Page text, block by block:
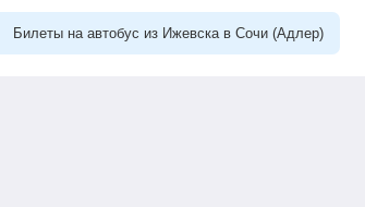
Билеты на автобус из Ижевска в Сочи (Адлер)